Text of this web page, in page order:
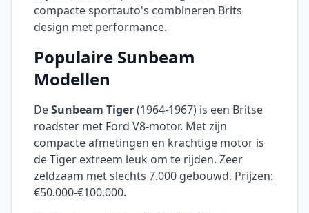
compacte sportauto's combineren Brits
design met performance.
Populaire Sunbeam
Modellen
DeSunbeam Tiger(1964-1967) is een Britse
roadster met Ford V8-motor. Met zijn
compacte afmetingen en krachtige motor is
de Tiger extreem leuk om te rijden. Zeer
zeldzaam met slechts 7.000 gebouwd. Prijzen:
€50.000-€100.000.